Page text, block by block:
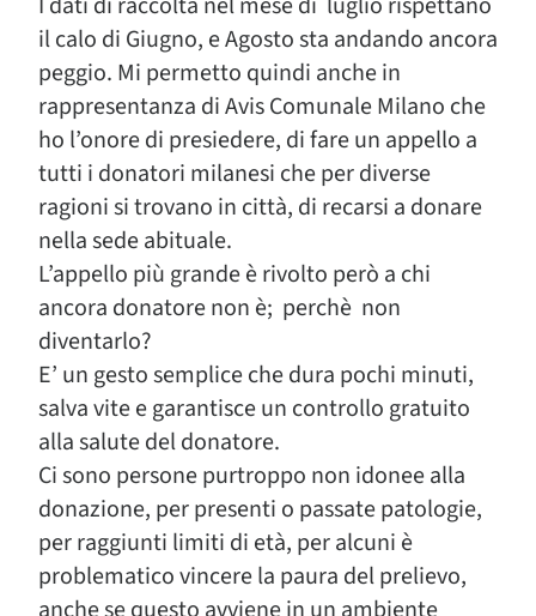
il calo di Giugno, e Agosto sta andando ancora
peggio. Mi permetto quindi anche in
rappresentanza di Avis Comunale Milano che
ho l’onore di presiedere, di fare un appello a
tutti i donatori milanesi che per diverse
ragioni si trovano in città, di recarsi a donare
nella sede abituale.
L’appello più grande è rivolto però a chi
ancora donatore non è; perchè non
diventarlo?
E’ un gesto semplice che dura pochi minuti,
salva vite e garantisce un controllo gratuito
alla salute del donatore.
Ci sono persone purtroppo non idonee alla
donazione, per presenti o passate patologie,
per raggiunti limiti di età, per alcuni è
problematico vincere la paura del prelievo,